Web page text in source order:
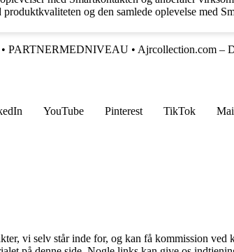
og den samlede oplevelse med
• PARTNERMEDNIVEAU • Ajrcollection.com –
YouTube Pinterest TikTok
vi selv står inde for, og kan få kommission ved